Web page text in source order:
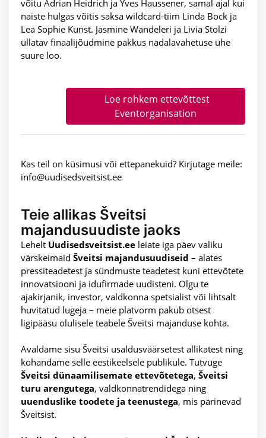
võitu Adrian Heidrich ja Yves Haussener, samal ajal kui
naiste hulgas võitis saksa wildcard-tiim Linda Bock ja
Lea Sophie Kunst. Jasmine Wandeleri ja Livia Stolzi
üllatav finaalijõudmine pakkus nädalavahetuse ühe
suure loo.
Loe rohkem ettevõttest
Eventorganisation
Kas teil on küsimusi või ettepanekuid? Kirjutage meile:
info@uudisedsveitsist.ee
Teie allikas Šveitsi
majandusuudiste jaoks
Lehelt Uudisedsveitsist.ee leiate iga päev valiku
värskeimaid Šveitsi majandusuudiseid – alates
pressiteadetest ja sündmuste teadetest kuni ettevõtete
innovatsiooni ja idufirmade uudisteni. Olgu te
ajakirjanik, investor, valdkonna spetsialist või lihtsalt
huvitatud lugeja – meie platvorm pakub otsest
ligipääsu olulisele teabele Šveitsi majanduse kohta.
Avaldame sisu Šveitsi usaldusväärsetest allikatest ning
kohandame selle eestikeelsele publikule. Tutvuge
Šveitsi dünaamilisemate ettevõtetega, Šveitsi
turu arengutega, valdkonnatrendidega ning
uuenduslike toodete ja teenustega, mis pärinevad
Šveitsist.